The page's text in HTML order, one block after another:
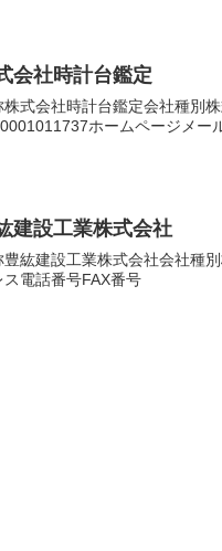
会社時計台鑑定
株式会社時計台鑑定会社種別
ホームページメー
建設工業株式会社
豊紘建設工業株式会社会社種
ス電話番号FAX番号